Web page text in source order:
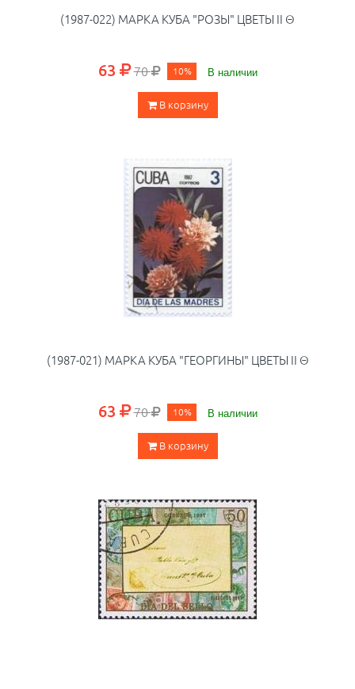
(1987-022) МАРКА КУБА "РОЗЫ" ЦВЕТЫ II Θ
63 70 10% В наличии
В корзину
(1987-021) МАРКА КУБА "ГЕОРГИНЫ" ЦВЕТЫ II Θ
63 70 10% В наличии
В корзину